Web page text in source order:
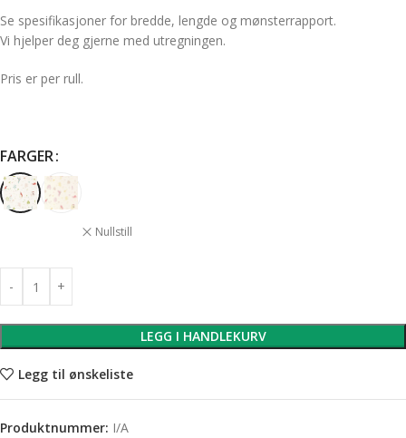
Se spesifikasjoner for bredde, lengde og mønsterrapport.
Vi hjelper deg gjerne med utregningen.
Pris er per rull.
FARGER
Nullstill
LEGG I HANDLEKURV
Legg til ønskeliste
Produktnummer: I/A